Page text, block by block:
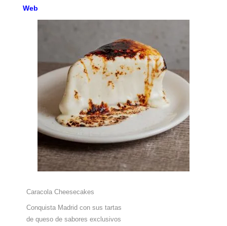
Web
Caracola Cheesecakes
Conquista Madrid con sus tartas
de queso de sabores exclusivos